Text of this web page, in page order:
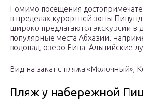
Помимо посещения
в пределах курортной зоны
широко предлагаются экскурсии в
популярные места Абхазии,
водопад, озеро Рица, Альпийские
Вид на закат с пляжа «Молочный»,
Пляж у набережной